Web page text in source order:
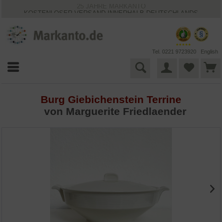
KOSTENLOSER VERSAND INNERHALB DEUTSCHLANDS
VIELFÄLTIGE ZAHLUNGSMÖGLICHKEITEN
BESTPRICE-GARANTIE
Tel. 0221 9723920 English
Burg Giebichenstein Terrine
von Marguerite Friedlaender